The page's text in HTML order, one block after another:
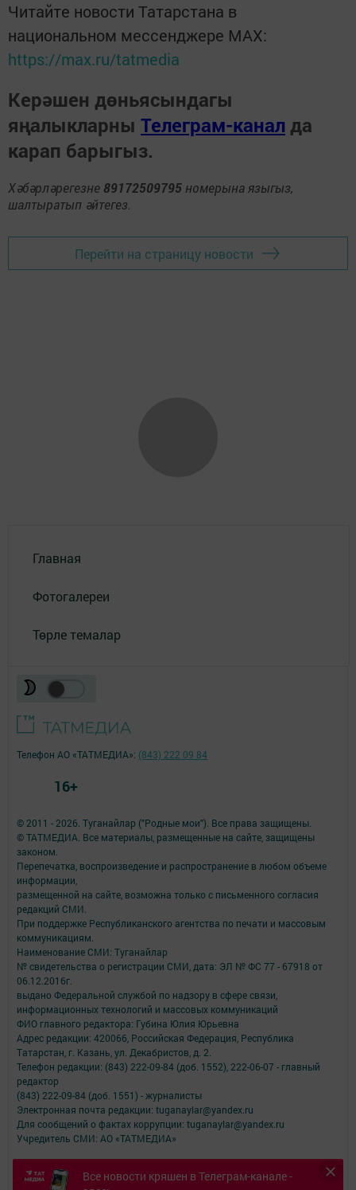
Читайте новости Татарстана в
национальном мессенджере MАХ:
https://max.ru/tatmedia
Керәшен дөньясындагы
яңалыкларны Телеграм-канал да
карап барыгыз.
Хәбәрләрегезне 89172509795 номерына языгыз,
шалтыратып әйтегез.
Перейти на страницу новости
Главная
Фотогалереи
Төрле темалар
Все новости кряшен в Телеграм-канале -
© 2011 - 2026. Туганайлар ("Родные мои"). Все права защищены.
© ТАТМЕДИА. Все материалы, размещенные на сайте, защищены
законом.
Перепечатка, воспроизведение и распространение в любом объеме
информации,
размещенной на сайте, возможна только с письменного согласия
редакций СМИ.
При поддержке Республиканского агентства по печати и массовым
коммуникациям.
Наименование СМИ: Туганайлар
№ свидетельства о регистрации СМИ, дата: ЭЛ № ФС 77 - 67918 от
06.12.2016г.
выдано Федеральной службой по надзору в сфере связи,
информационных технологий и массовых коммуникаций
ФИО главного редактора: Губина Юлия Юрьевна
Адрес редакции: 420066, Российская Федерация, Республика
Татарстан, г. Казань, ул. Декабристов, д. 2.
Телефон редакции: (843) 222-09-84 (доб. 1552), 222-06-07 - главный
редактор
(843) 222-09-84 (доб. 1551) - журналисты
Электронная почта редакции: tuganaylar@yandex.ru
Для сообщений о фактах коррупции: tuganaylar@yandex.ru
Учредитель СМИ: АО «ТАТМЕДИА»
Антикоррупционная политика
АО «ТАТМЕДИА» использует «cookie» для персонализации сервисов и
Телефон АО «ТАТМЕДИА»: (843) 222 09 84
16+